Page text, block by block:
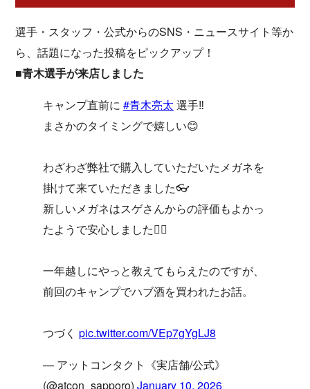
選手・スタッフ・公式からのSNS・ニュースサイト等か
ら、話題になった投稿をピックアップ！
■青木選手が来店しました
キャンプ直前に#青木亮太 選手‼️
まさかのタイミングで嬉しい😊
わざわざ弊社で購入していただいたメガネを
掛けて来ていただきました👓
新しいメガネはスゲさんからの評価もよかっ
たようで安心しました😮‍💨
一年越しにやっと教えてもらえたのですが、
前回のキャンプでハブ酒を買われたお話。
つづくpic.twitter.com/VEp7gYgLJ8
— アットコンタクト《実店舗/公式》
(@atcon_sapporo) January 10, 2026